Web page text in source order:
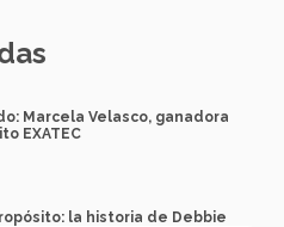
Marcela Velasco, ganadora
EXATEC
la historia de Debbie